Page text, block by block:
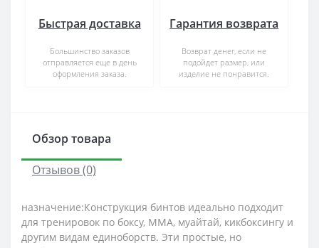
Быстрая доставка
Большинство заказов
отправляется еще в день
оформления заказа.
Гарантия возврата
Возврат денег, если не
подойдет размер, или
изделие не понравится.
Обзор товара
Отзывов (0)
назначение:Конструкция бинтов идеально подходит
для тренировок по боксу, ММА, муайтай, кикбоксингу и
другим видам единоборств. Эти простые, но